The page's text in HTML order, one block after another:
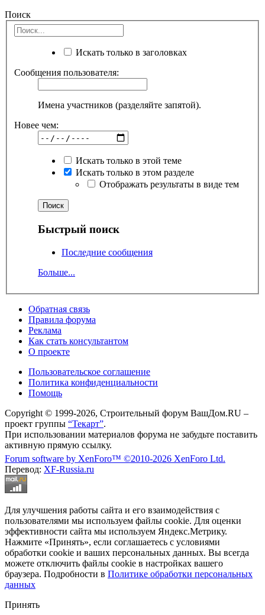
Поиск
Искать только в заголовках
Сообщения пользователя:
Имена участников (разделяйте запятой).
Новее чем:
Искать только в этой теме
Искать только в этом разделе
Отображать результаты в виде тем
Быстрый поиск
Последние сообщения
Больше...
Обратная связь
Правила форума
Реклама
Как стать консультантом
О проекте
Пользовательское соглашение
Политика конфиденциальности
Помощь
Copyright © 1999-2026, Строительный форум ВашДом.RU –
проект группы “Текарт”.
При использовании материалов форума не забудьте поставить
активную прямую ссылку.
Forum software by XenForo™ ©2010-2026 XenForo Ltd.
Перевод: XF-Russia.ru
Для улучшения работы сайта и его взаимодействия с
пользователями мы используем файлы cookie. Для оценки
эффективности сайта мы используем Яндекс.Метрику.
Нажмите «Принять», если соглашаетесь с условиями
обработки cookie и ваших персональных данных. Вы всегда
можете отключить файлы cookie в настройках вашего
браузера. Подробности в Политике обработки персональных
данных
Принять